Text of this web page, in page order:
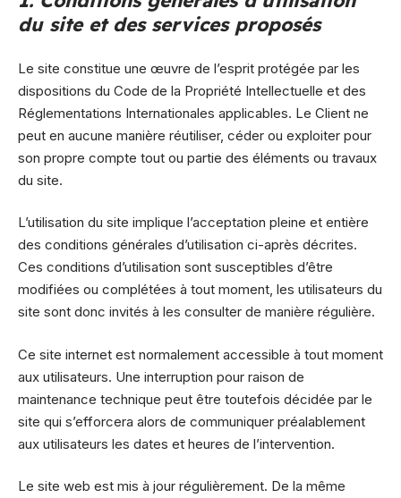
du site et des services proposés
Le site constitue une œuvre de l’esprit protégée par les
dispositions du Code de la Propriété Intellectuelle et des
Réglementations Internationales applicables. Le Client ne
peut en aucune manière réutiliser, céder ou exploiter pour
son propre compte tout ou partie des éléments ou travaux
du site.
L’utilisation du site implique l’acceptation pleine et entière
des conditions générales d’utilisation ci-après décrites.
Ces conditions d’utilisation sont susceptibles d’être
modifiées ou complétées à tout moment, les utilisateurs du
site sont donc invités à les consulter de manière régulière.
Ce site internet est normalement accessible à tout moment
aux utilisateurs. Une interruption pour raison de
maintenance technique peut être toutefois décidée par le
site qui s’efforcera alors de communiquer préalablement
aux utilisateurs les dates et heures de l’intervention.
Le site web est mis à jour régulièrement. De la même